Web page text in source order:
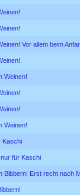
Vor allem beim
Weinen!
Weinen!
Kaschi
für Kaschi
Bibbern! Erst recht nach